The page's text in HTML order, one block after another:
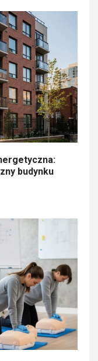
budynku